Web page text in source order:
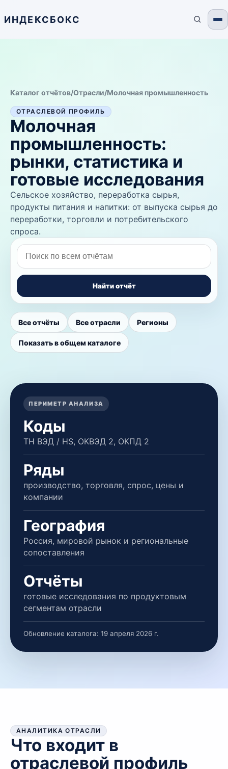
ИНДЕКСБОКС
Каталог отчётов/Отрасли/Молочная промышленность
ОТРАСЛЕВОЙ ПРОФИЛЬ
Молочная
промышленность:
рынки, статистика и
готовые исследования
Сельское хозяйство, переработка сырья,
продукты питания и напитки: от выпуска сырья до
переработки, торговли и потребительского
спроса.
Найти отчёт
Все отчёты Все отрасли Регионы
Показать в общем каталоге
ПЕРИМЕТР АНАЛИЗА
Коды
ТН ВЭД / HS, ОКВЭД 2, ОКПД 2
Ряды
производство, торговля, спрос, цены и
компании
География
Россия, мировой рынок и региональные
сопоставления
Отчёты
готовые исследования по продуктовым
сегментам отрасли
Обновление каталога: 19 апреля 2026 г.
АНАЛИТИКА ОТРАСЛИ
Что входит в
отраслевой профиль